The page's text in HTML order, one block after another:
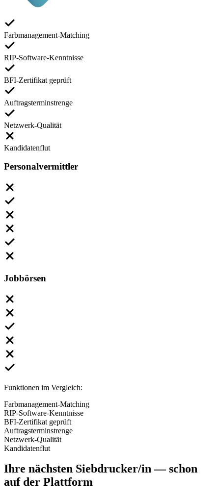
Farbmanagement-Matching
RIP-Software-Kenntnisse
BFI-Zertifikat geprüft
Auftragsterminstrenge
Netzwerk-Qualität
Kandidatenflut
Personalvermittler
Jobbörsen
Funktionen im Vergleich:
Farbmanagement-Matching
RIP-Software-Kenntnisse
BFI-Zertifikat geprüft
Auftragsterminstrenge
Netzwerk-Qualität
Kandidatenflut
Ihre nächsten Siebdrucker/in— schon
auf der Plattform